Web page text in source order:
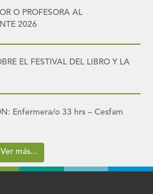
O PROFESORA AL
2026
EL FESTIVAL DEL LIBRO Y LA
Enfermera/o 33 hrs – Cesfam
Ver más...